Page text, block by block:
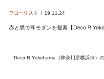
フローリスト 19.11.24
赤と黒で和モダンを提案【Deco R
Deco R Yokohama（神奈川県横浜市）